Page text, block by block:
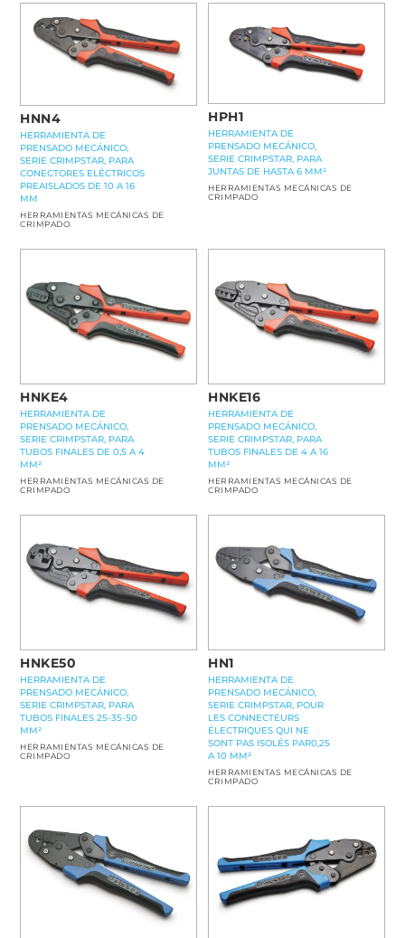
HNN4
HERRAMIENTA DE
PRENSADO MECÁNICO,
SERIE CRIMPSTAR, PARA
CONECTORES ELÉCTRICOS
PREAISLADOS DE 10 A 16
MM
HERRAMIENTAS MECÁNICAS DE
CRIMPADO
HPH1
HERRAMIENTA DE
PRENSADO MECÁNICO,
SERIE CRIMPSTAR, PARA
JUNTAS DE HASTA 6 MM²
HERRAMIENTAS MECÁNICAS DE
CRIMPADO
HNKE4
HERRAMIENTA DE
PRENSADO MECÁNICO,
SERIE CRIMPSTAR, PARA
TUBOS FINALES DE 0,5 A 4
MM²
HERRAMIENTAS MECÁNICAS DE
CRIMPADO
HNKE16
HERRAMIENTA DE
PRENSADO MECÁNICO,
SERIE CRIMPSTAR, PARA
TUBOS FINALES DE 4 A 16
MM²
HERRAMIENTAS MECÁNICAS DE
CRIMPADO
HNKE50
HERRAMIENTA DE
PRENSADO MECÁNICO,
SERIE CRIMPSTAR, PARA
TUBOS FINALES 25-35-50
MM²
HERRAMIENTAS MECÁNICAS DE
CRIMPADO
HN1
HERRAMIENTA DE
PRENSADO MECÁNICO,
SERIE CRIMPSTAR, POUR
LES CONNECTEURS
ÉLECTRIQUES QUI NE
SONT PAS ISOLÉS PAR0,25
A 10 MM²
HERRAMIENTAS MECÁNICAS DE
CRIMPADO